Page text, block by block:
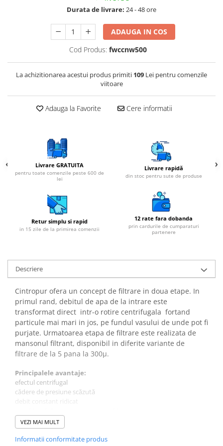
Durata de livrare: 24 - 48 ore
ADAUGA IN COS
Cod Produs: fwccnw500
La achizitionarea acestui produs primiti 109 Lei pentru comenzile
viitoare
Adauga la Favorite Cere informatii
Livrare GRATUITA
pentru toate comenzile peste 600 de
lei
Livrare rapidă
din stoc pentru sute de produse
Retur simplu si rapid
in 15 zile de la primirea comenzii
12 rate fara dobanda
prin cardurile de cumparaturi
partenere
Descriere
Cintropur ofera un concept de filtrare in doua etape. In
primul rand, debitul de apa de la intrare este
transformat direct intr-o rotire centrifugala fortand
particule mai mari in jos, pe fundul vasului de unde pot fi
purjate. Urmatoarea etapa de filtrare este realizata de
mansonul filtrant, disponibil in diferite variante de
filtrare de la 5 pana la 300μ.
Principalele avantaje:
efectul centrifugal
cădere de presiune scăzută
debit constant ridicat
manson de unica folosinta sau lavabil
conceptul profesional
Luând în considerare aspectele ecologice și economice, există
VEZI MAI MULT
Informatii conformitate produs